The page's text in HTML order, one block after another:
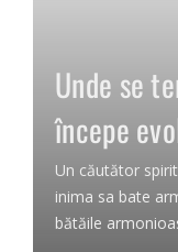
Unde se
începe
Un căutător
inima sa bate
bătăile